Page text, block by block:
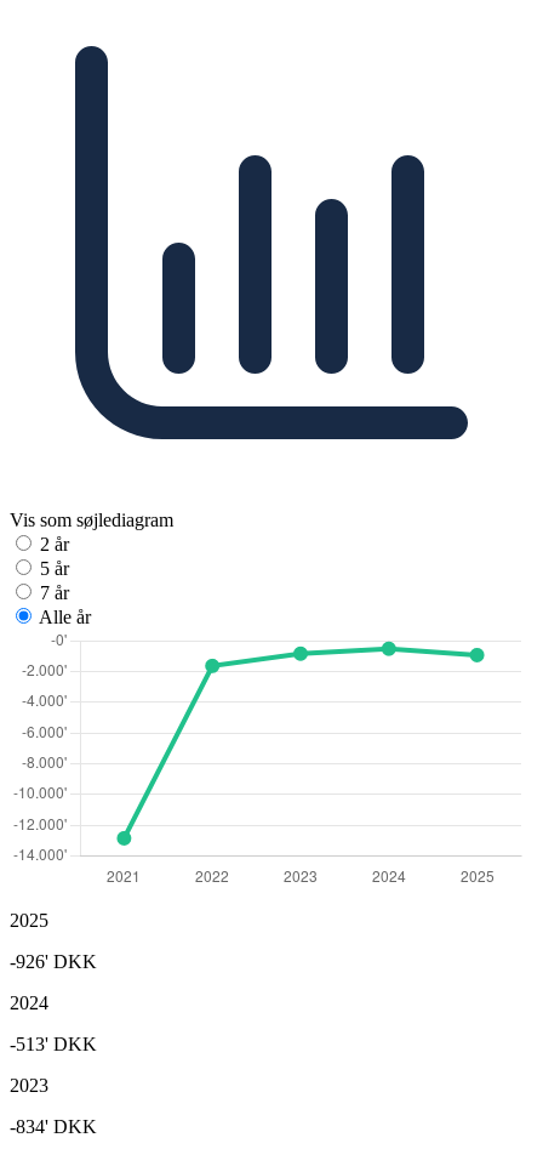
Vis som søjlediagram
2 år
5 år
7 år
Alle år
2025
-926' DKK
2024
-513' DKK
2023
-834' DKK